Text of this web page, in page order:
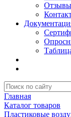
Отзывы
Главная
Каталог товаров
Пластиковые